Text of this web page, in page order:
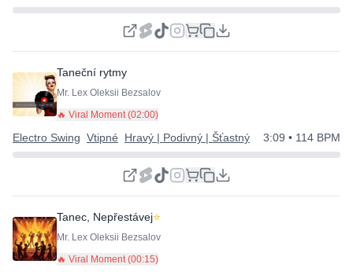
Taneční rytmy
Mr. Lex Oleksii Bezsalov
🔥 Viral Moment (02:00)
Electro Swing Vtipné Hravý | Podivný | Šťastný 3:09 • 114 BPM
Tanec, Nepřestávej⭐
Mr. Lex Oleksii Bezsalov
🔥 Viral Moment (00:15)